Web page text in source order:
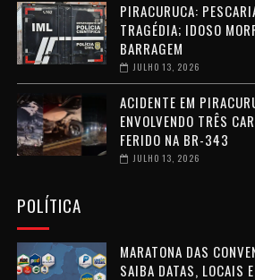
PIRACURUCA:
TRAGÉDIA; IDOSO
BARRAGEM
JULHO 13, 2026
ACIDENTE EM
ENVOLVENDO TRÊS
FERIDO NA BR-343
JULHO 13, 2026
POLÍTICA
MARATONA DAS
SAIBA DATAS, LOCAIS